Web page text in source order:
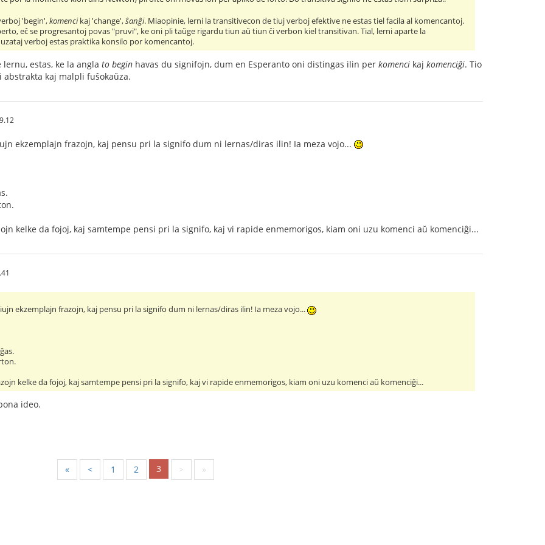
'begin',komencikaj 'change',ŝanĝi. Miaopinie, lerni la transitivecon de tiuj verboj efektive ne estas tiel facila al komencantoj.
eĉ se progresantoj povas "pruvi", ke oni pli taŭge rigardu tiun aŭ tiun ĉi verbon kiel transitivan. Tial, lerni aparte la
verboj estas praktika konsilo por komencantoj.
estas, ke la angla to begin havas du signifojn, dum en Esperanto oni distingas ilin per komenci kaj komenciĝi. Tio
kaj malpli fuŝokaŭza.
ekzemplajn frazojn, kaj pensu pri la signifo dum ni lernas/diras ilin! Ia meza vojo...
kelke da fojoj, kaj samtempe pensi pri la signifo, kaj vi rapide enmemorigos, kiam oni uzu komenci aŭ komenciĝi...
ekzemplajn frazojn, kaj pensu pri la signifo dum ni lernas/diras ilin! Ia meza vojo...
kelke da fojoj, kaj samtempe pensi pri la signifo, kaj vi rapide enmemorigos, kiam oni uzu komenci aŭ komenciĝi...
ideo.
« < 1 2 3 > »